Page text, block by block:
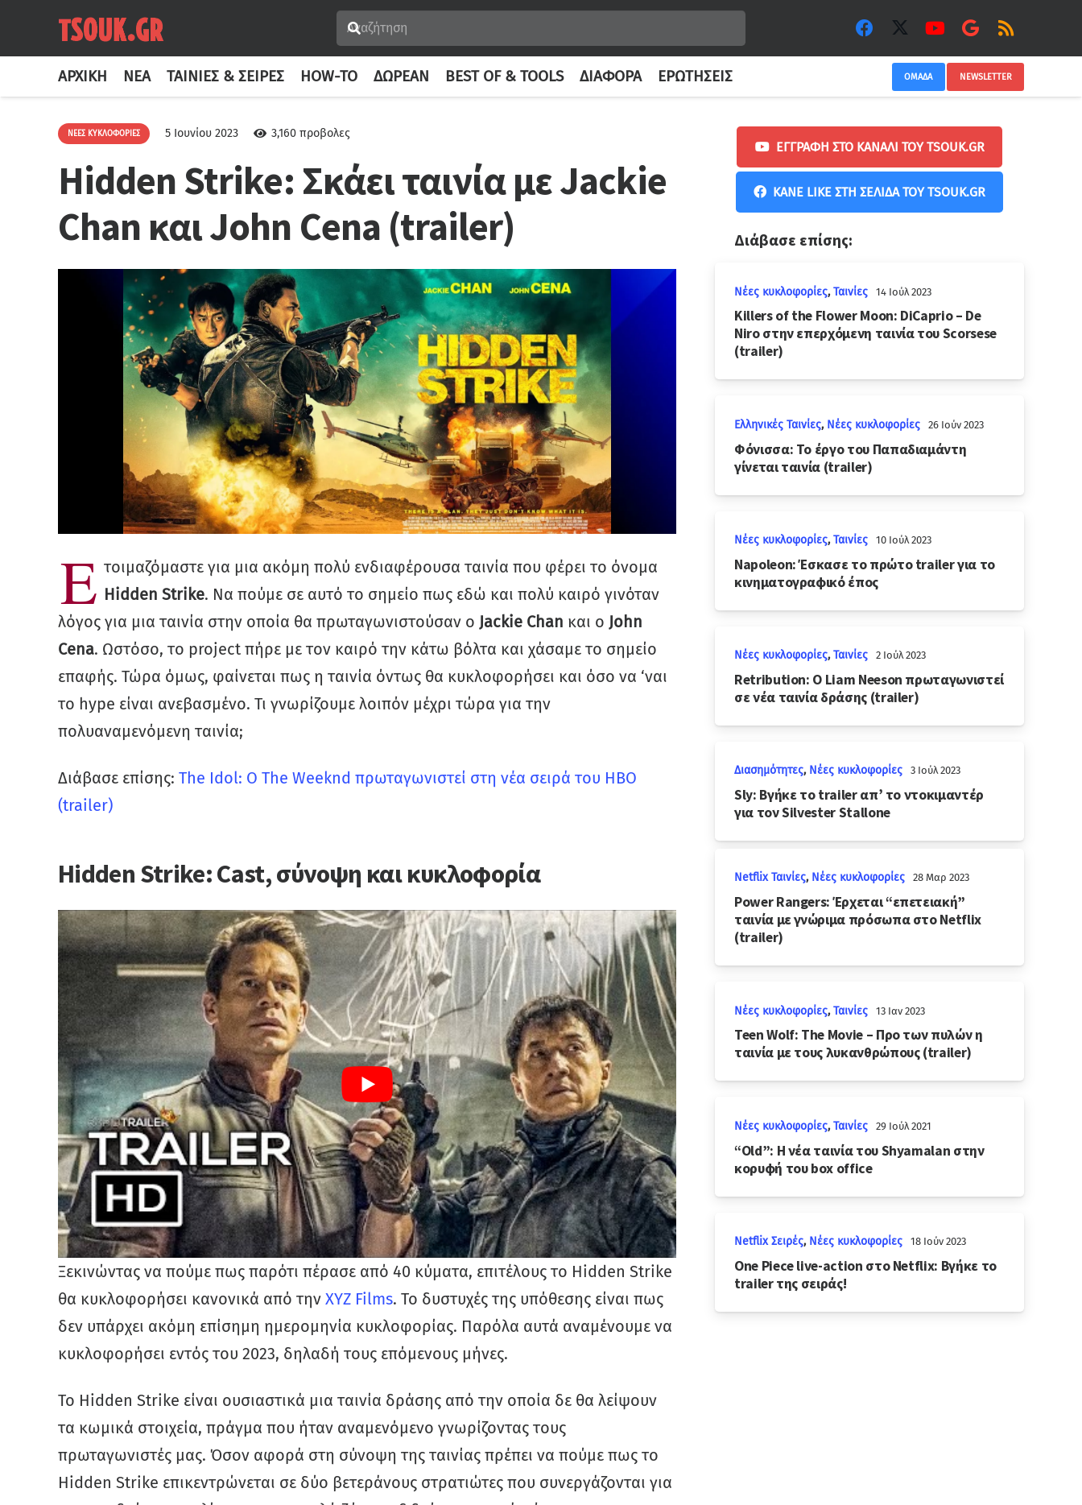
ΑΡΧΙΚΉ ΝΈΑ ΤΑΙΝΊΕΣ & ΣΕΙΡΈΣ HOW-TO ΔΩΡΕΆΝ BEST OF & TOOLS ΔΙΆΦΟΡΑ ΕΡΩΤΉΣΕΙΣ ΟΜΑΔΑ NEWSLETTER
ΝΈΕΣ ΚΥΚΛΟΦΟΡΊΕΣ 5 Ιουνίου 2023 3,160 προβολες
Hidden Strike: Σκάει ταινία με Jackie
Chan και John Cena (trailer)
Ε τοιμαζόμαστε για μια ακόμη πολύ ενδιαφέρουσα ταινία που φέρει το όνομα
Hidden Strike. Να πούμε σε αυτό το σημείο πως εδώ και πολύ καιρό γινόταν
λόγος για μια ταινία στην οποία θα πρωταγωνιστούσαν ο Jackie Chan και ο John
Cena. Ωστόσο, το project πήρε με τον καιρό την κάτω βόλτα και χάσαμε το σημείο
επαφής. Τώρα όμως, φαίνεται πως η ταινία όντως θα κυκλοφορήσει και όσο να ‘ναι
το hype είναι ανεβασμένο. Τι γνωρίζουμε λοιπόν μέχρι τώρα για την
πολυαναμενόμενη ταινία;
Διάβασε επίσης: The Idol: Ο The Weeknd πρωταγωνιστεί στη νέα σειρά του HBO
(trailer)
Hidden Strike: Cast, σύνοψη και κυκλοφορία
Ξεκινώντας να πούμε πως παρότι πέρασε από 40 κύματα, επιτέλους το Hidden Strike
θα κυκλοφορήσει κανονικά από την XYZ Films. Το δυστυχές της υπόθεσης είναι πως
δεν υπάρχει ακόμη επίσημη ημερομηνία κυκλοφορίας. Παρόλα αυτά αναμένουμε να
κυκλοφορήσει εντός του 2023, δηλαδή τους επόμενους μήνες.
Το Hidden Strike είναι ουσιαστικά μια ταινία δράσης από την οποία δε θα λείψουν
τα κωμικά στοιχεία, πράγμα που ήταν αναμενόμενο γνωρίζοντας τους
πρωταγωνιστές μας. Όσον αφορά στη σύνοψη της ταινίας πρέπει να πούμε πως το
Hidden Strike επικεντρώνεται σε δύο βετεράνους στρατιώτες που συνεργάζονται για
ΕΓΓΡΑΦΉ ΣΤΟ ΚΑΝΆΛΙ ΤΟΥ TSOUK.GR
ΚΆΝΕ LIKE ΣΤΗ ΣΕΛΊΔΑ ΤΟΥ TSOUK.GR
Διάβασε επίσης:
Νέες κυκλοφορίες,Ταινίες 14 Ιούλ 2023
Killers of the Flower Moon: DiCaprio – De
Niro στην επερχόμενη ταινία του Scorsese
(trailer)
Ελληνικές Ταινίες, Νέες κυκλοφορίες 26 Ιούν 2023
Φόνισσα: Το έργο του Παπαδιαμάντη
γίνεται ταινία (trailer)
Νέες κυκλοφορίες,Ταινίες 10 Ιούλ 2023
Napoleon: Έσκασε το πρώτο trailer για το
κινηματογραφικό έπος
Νέες κυκλοφορίες,Ταινίες 2 Ιούλ 2023
Retribution: Ο Liam Neeson πρωταγωνιστεί
σε νέα ταινία δράσης (trailer)
Διασημότητες, Νέες κυκλοφορίες 3 Ιούλ 2023
Sly: Βγήκε το trailer απ’ το ντοκιμαντέρ
για τον Silvester Stallone
Netflix Ταινίες, Νέες κυκλοφορίες 28 Μαρ 2023
Power Rangers: Έρχεται “επετειακή”
ταινία με γνώριμα πρόσωπα στο Netflix
(trailer)
Νέες κυκλοφορίες,Ταινίες 13 Ιαν 2023
Teen Wolf: The Movie – Προ των πυλών η
ταινία με τους λυκανθρώπους (trailer)
Νέες κυκλοφορίες,Ταινίες 29 Ιούλ 2021
“Old”: Η νέα ταινία του Shyamalan στην
κορυφή του box office
Netflix Σειρές, Νέες κυκλοφορίες 18 Ιούν 2023
One Piece live-action στο Netflix: Βγήκε το
trailer της σειράς!